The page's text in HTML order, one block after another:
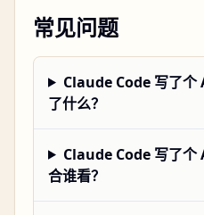
常见问题
Claude Code 写了
了什么？
Claude Code 写了
合谁看？